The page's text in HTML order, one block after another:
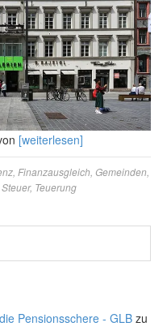
[weiterlesen]
Finanzausgleich Gemeinden
Steuer, Teuerung
Pensionsschere - GLB zu